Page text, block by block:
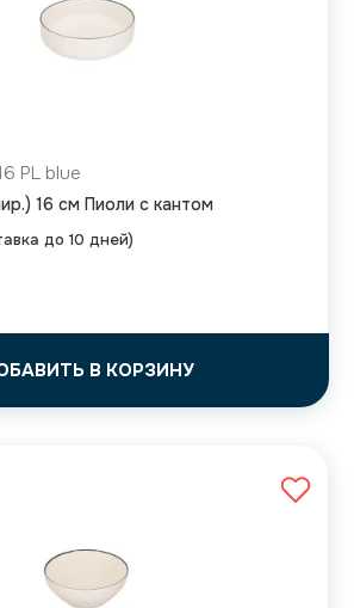
до 10 дней)
PL blue
16 см Пиоли с кантом
В КОРЗИНУ